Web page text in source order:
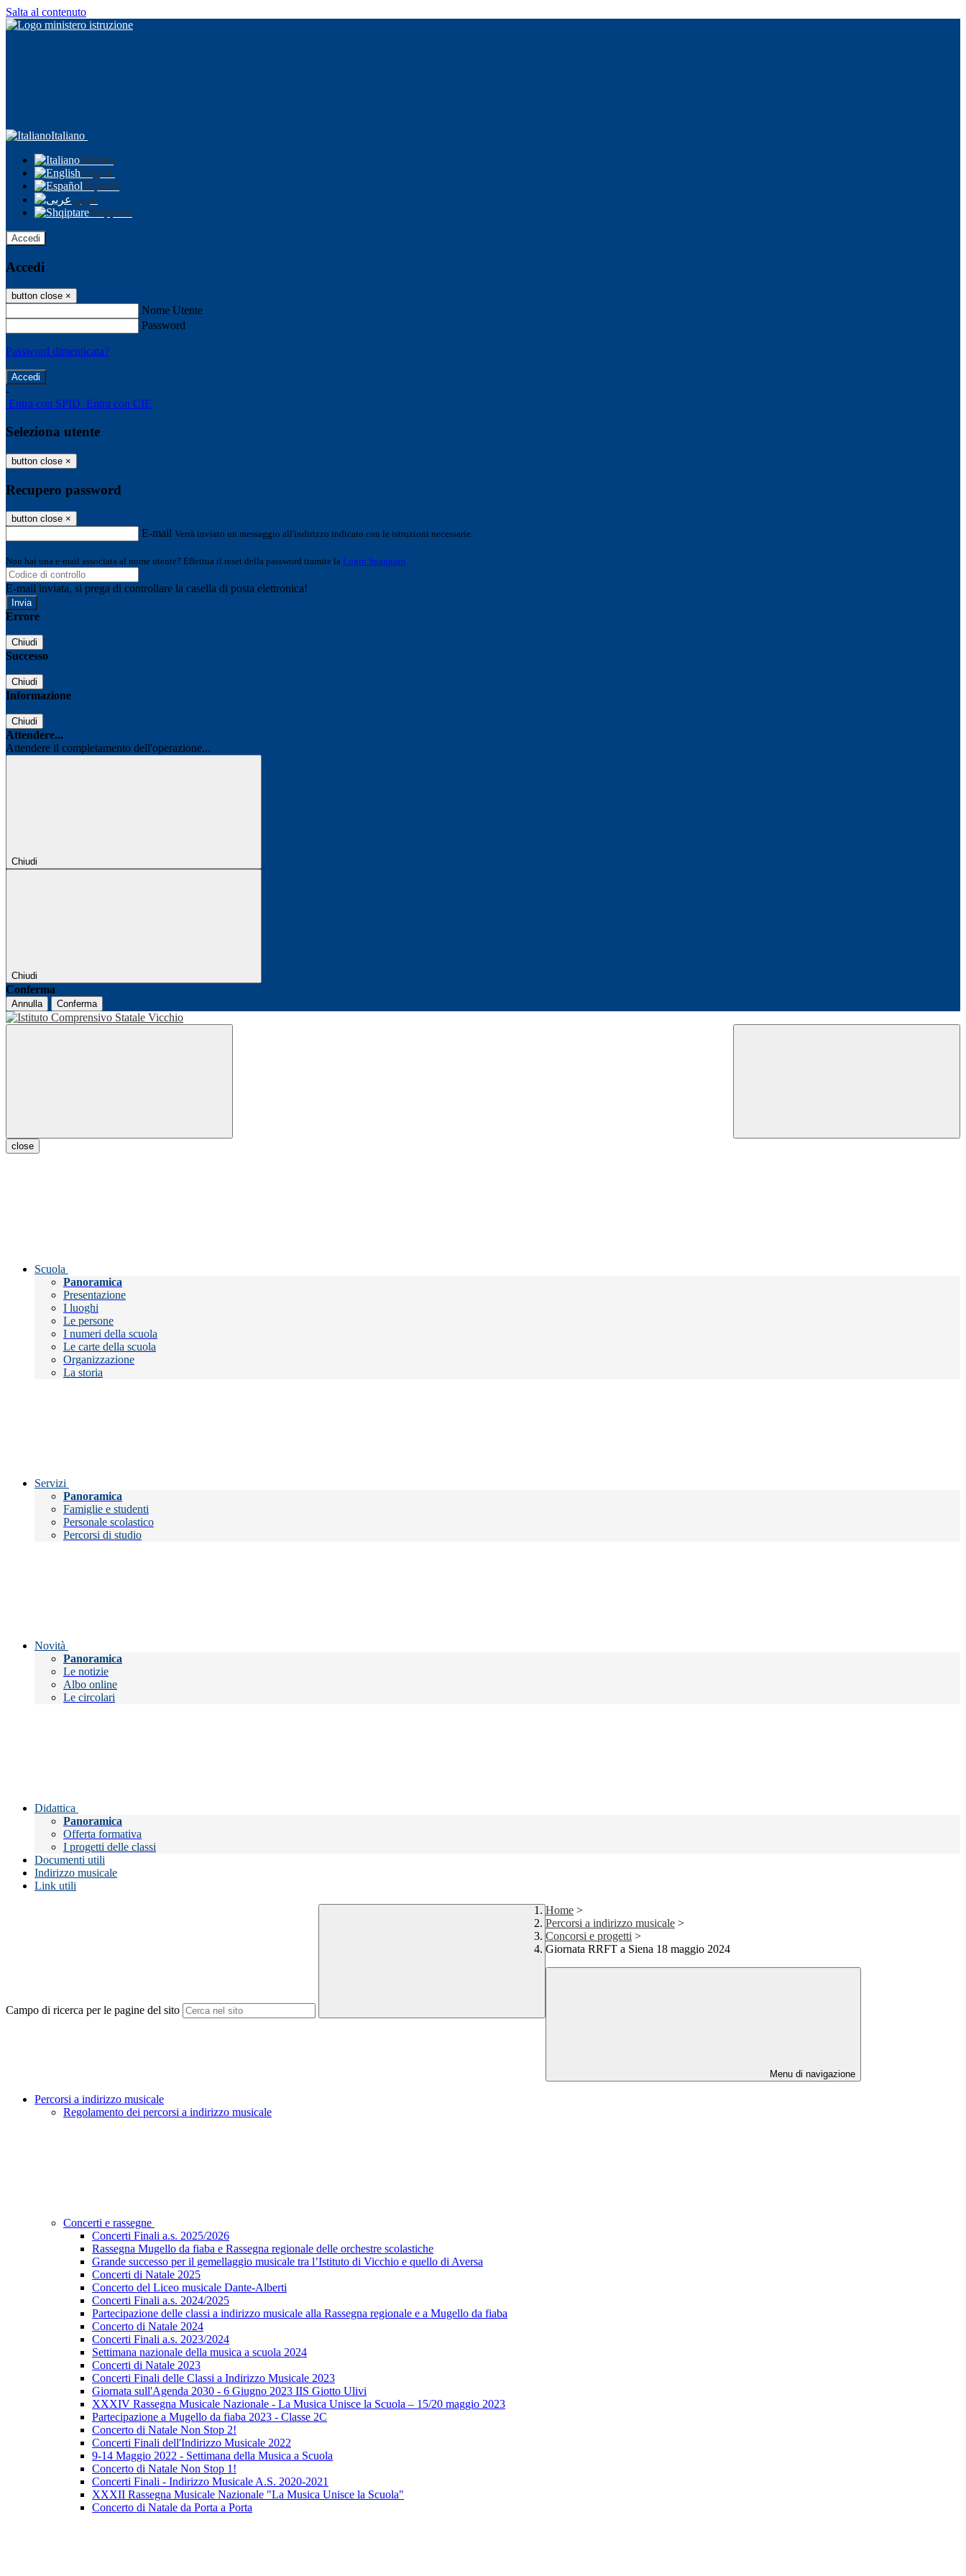
Salta al contenuto
Italiano
Italiano
English
Español
عربى
Shqiptare
Accedi
Accedi
button close ×
Nome Utente
Password
Password dimenticata?
-
Entra con SPID Entra con CIE
Seleziona utente
button close ×
Recupero password
button close ×
E-mail Verrà inviato un messaggio all'indirizzo indicato con le istruzioni necessarie.
Non hai una e-mail associata al nome utente? Effettua il reset della password tramite la Login Spaggiari
E-mail inviata, si prega di controllare la casella di posta elettronica!
Errore
Chiudi
Successo
Chiudi
Informazione
Chiudi
Attendere...
Attendere il completamento dell'operazione...
Chiudi
Chiudi
Conferma
Annulla Conferma
close
Scuola
Panoramica
Presentazione
I luoghi
Le persone
I numeri della scuola
Le carte della scuola
Organizzazione
La storia
Servizi
Panoramica
Famiglie e studenti
Personale scolastico
Percorsi di studio
Novità
Panoramica
Le notizie
Albo online
Le circolari
Didattica
Panoramica
Offerta formativa
I progetti delle classi
Documenti utili
Indirizzo musicale
Link utili
Campo di ricerca per le pagine del sito
Home >
Percorsi a indirizzo musicale >
Concorsi e progetti >
Giornata RRFT a Siena 18 maggio 2024
Menu di navigazione
Percorsi a indirizzo musicale
Regolamento dei percorsi a indirizzo musicale
Concerti e rassegne
Concerti Finali a.s. 2025/2026
Rassegna Mugello da fiaba e Rassegna regionale delle orchestre scolastiche
Grande successo per il gemellaggio musicale tra l’Istituto di Vicchio e quello di Aversa
Concerti di Natale 2025
Concerto del Liceo musicale Dante-Alberti
Concerti Finali a.s. 2024/2025
Partecipazione delle classi a indirizzo musicale alla Rassegna regionale e a Mugello da fiaba
Concerto di Natale 2024
Concerti Finali a.s. 2023/2024
Settimana nazionale della musica a scuola 2024
Concerti di Natale 2023
Concerti Finali delle Classi a Indirizzo Musicale 2023
Giornata sull'Agenda 2030 - 6 Giugno 2023 IIS Giotto Ulivi
XXXIV Rassegna Musicale Nazionale - La Musica Unisce la Scuola – 15/20 maggio 2023
Partecipazione a Mugello da fiaba 2023 - Classe 2C
Concerto di Natale Non Stop 2!
Concerti Finali dell'Indirizzo Musicale 2022
9-14 Maggio 2022 - Settimana della Musica a Scuola
Concerto di Natale Non Stop 1!
Concerti Finali - Indirizzo Musicale A.S. 2020-2021
XXXII Rassegna Musicale Nazionale "La Musica Unisce la Scuola"
Concerto di Natale da Porta a Porta